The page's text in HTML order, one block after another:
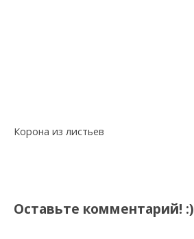
Корона из листьев
Оставьте комментарий! :)